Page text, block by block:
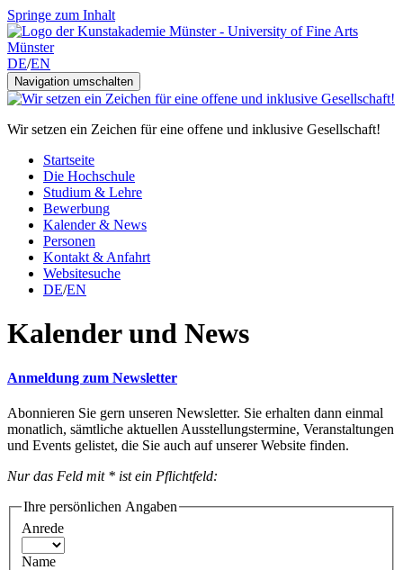
Springe zum Inhalt
DE/EN
Navigation umschalten
Wir setzen ein Zeichen für eine offene und inklusive Gesellschaft!
Startseite
Die Hochschule
Studium & Lehre
Bewerbung
Kalender & News
Personen
Kontakt & Anfahrt
Websitesuche
DE/EN
Kalender und News
Anmeldung zum Newsletter
Abonnieren Sie gern unseren Newsletter. Sie erhalten dann einmal
monatlich, sämtliche aktuellen Ausstellungstermine, Veranstaltungen
und Events gelistet, die Sie auch auf unserer Website finden.
Nur das Feld mit * ist ein Pflichtfeld:
Ihre persönlichen Angaben
Anrede
Name